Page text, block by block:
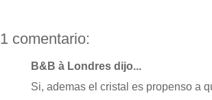
1 comentario:
B&B à Londres dijo...
Si, ademas el cristal es propenso a